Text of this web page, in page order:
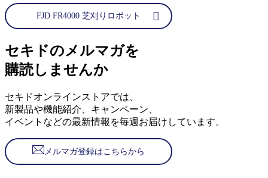
FJD FR4000 芝刈りロボット
セキドのメルマガを
購読しませんか
セキドオンラインストアでは、
新製品や機能紹介、キャンペーン、
イベントなどの最新情報を毎週お届けしています。
メルマガ登録はこちらから